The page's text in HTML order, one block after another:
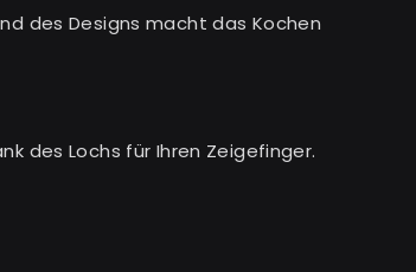
des Designs macht das Kochen
des Lochs für Ihren Zeigefinger.